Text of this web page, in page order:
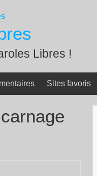
Libres !
Sites favoris